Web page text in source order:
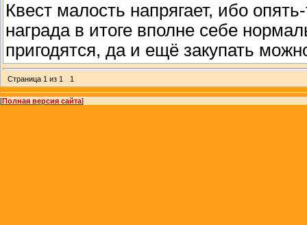
Квест малость напрягает, ибо
награда в итоге вполне себе
пригодятся, да и ещё закупать
Страница 1 из 1 1
[Полная версия сайта]